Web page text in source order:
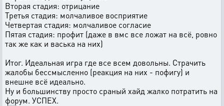
Вторая стадия: отрицание
Третья стадия: молчаливое восприятие
Четвертая стадия: молчаливое согласие
Пятая стадия: профит (даже в вмс все ложат на всё, ровно
так же как и васька на них)
Итог. Идеальная игра где все всем довольны. Страчить
жалобы бессмысленно (реакция на них - пофигу) и
внешне всё идеально.
Ну и большинству просто сраный хайд жалко потратить на
форум. УСПЕХ.